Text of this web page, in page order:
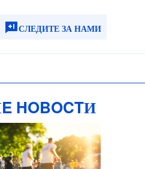
СЛЕДИТЕ ЗА НАМИ
HOBOCTИ